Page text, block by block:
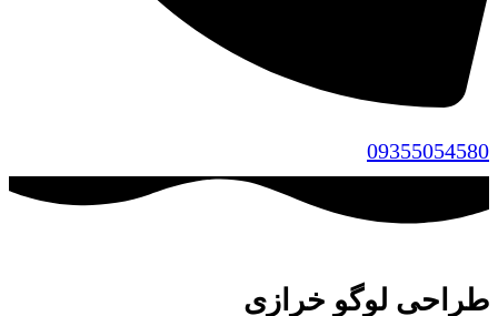
09355054580
طراحی لوگو خرازی